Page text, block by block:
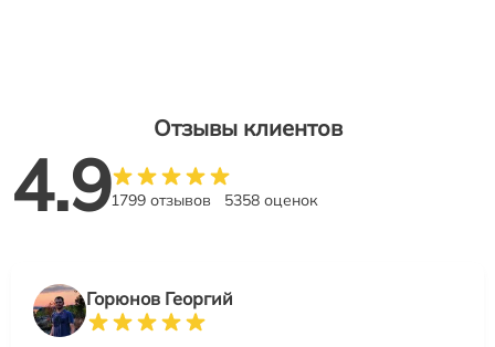
Отзывы клиентов
4.91799 отзывов 5358 оценок
Горюнов Георгий